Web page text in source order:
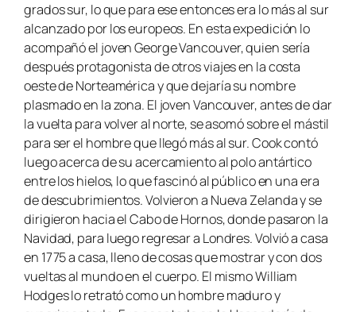
grados sur, lo que para ese entonces era lo más al sur
alcanzado por los europeos. En esta expedición lo
acompañó el joven George Vancouver, quien sería
después protagonista de otros viajes en la costa
oeste de Norteamérica y que dejaría su nombre
plasmado en la zona. El joven Vancouver, antes de dar
la vuelta para volver al norte, se asomó sobre el mástil
para ser el hombre que llegó más al sur. Cook contó
luego acerca de su acercamiento al polo antártico
entre los hielos, lo que fascinó al público en una era
de descubrimientos. Volvieron a Nueva Zelanda y se
dirigieron hacia el Cabo de Hornos, donde pasaron la
Navidad, para luego regresar a Londres. Volvió a casa
en 1775 a casa, lleno de cosas que mostrar y con dos
vueltas al mundo en el cuerpo. El mismo William
Hodges lo retrató como un hombre maduro y